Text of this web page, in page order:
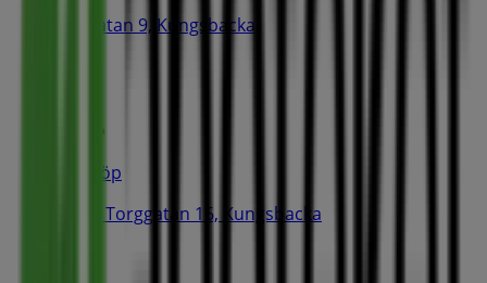
Storgatan 9, Kungsbacka
Hemköp
Södra Torggatan 16, Kungsbacka